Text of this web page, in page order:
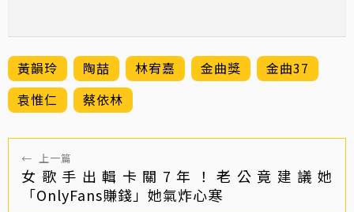
黃韻玲 陶喆 林宥嘉 金曲獎
金曲37
袁惟仁
蔡依林
← 上一篇
女歌手出輯卡關7年！老公竟建議她
「OnlyFans賺錢」她氣炸心寒